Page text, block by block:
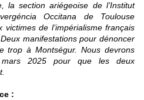
section ariégeoise de l’Institut
Occitana de Toulouse
de l’impérialisme français
manifestations pour dénoncer
trop à Montségur. Nous devrons
2025 pour que les deux
: